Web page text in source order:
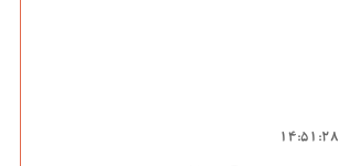
14:51:28